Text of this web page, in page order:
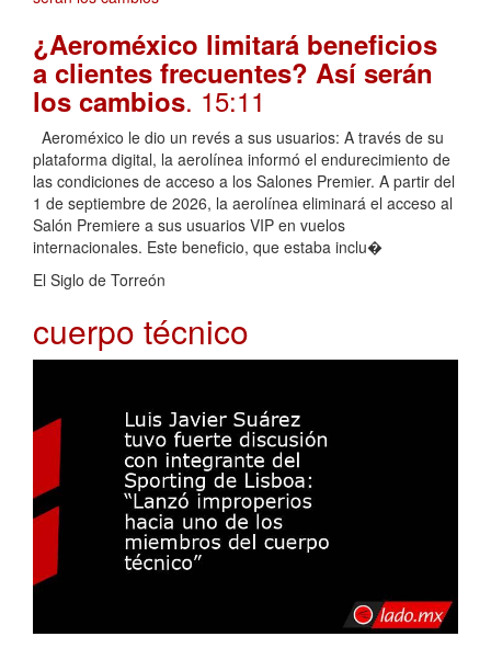
¿Aeroméxico limitará beneficios
a clientes frecuentes? Así serán
los cambios. 15:11
Aeroméxico le dio un revés a sus usuarios: A través de su
plataforma digital, la aerolínea informó el endurecimiento de
las condiciones de acceso a los Salones Premier. A partir del
1 de septiembre de 2026, la aerolínea eliminará el acceso al
Salón Premiere a sus usuarios VIP en vuelos
internacionales. Este beneficio, que estaba inclu�
El Siglo de Torreón
cuerpo técnico